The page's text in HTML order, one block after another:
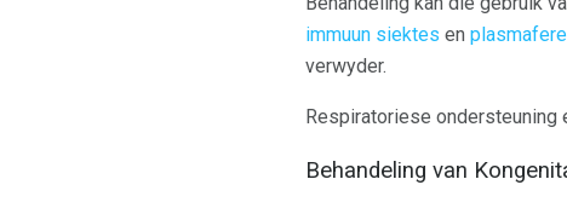
immuun siektes en
verwyder.
Respiratoriese
Behandeling van